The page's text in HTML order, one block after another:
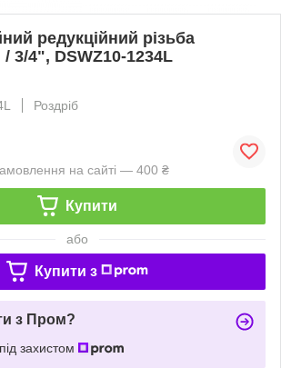
редукційний різьба
3/4", DSWZ10-1234L
Роздріб
на сайті — 400 ₴
Купити
або
Купити з
з Пром?
захистом